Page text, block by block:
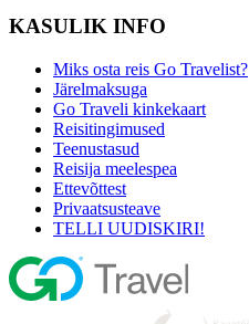
KASULIK INFO
Miks osta reis Go Travelist?
Järelmaksuga
Go Traveli kinkekaart
Reisitingimused
Teenustasud
Reisija meelespea
Ettevõttest
Privaatsusteave
TELLI UUDISKIRI!